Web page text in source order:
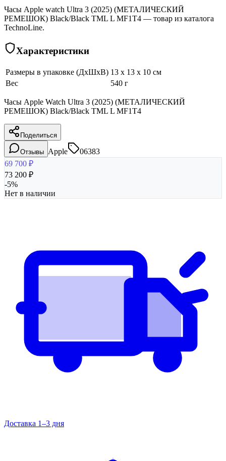
Часы Apple watch Ultra 3 (2025) (МЕТАЛИЧЕСКИЙ
РЕМЕШОК) Black/Black TML L MF1T4 — товар из каталога
TechnoLine.
Характеристики
Размеры в упаковке (ДхШхВ) 13 x 13 x 10 см
Вес
540 г
Часы Apple Watch Ultra 3 (2025) (МЕТАЛИЧЕСКИЙ
РЕМЕШОК) Black/Black TML L MF1T4
Поделиться
Отзывы Apple
06383
69 700 ₽
73 200 ₽
-5%
Нет в наличии
Доставка 1–3 дня